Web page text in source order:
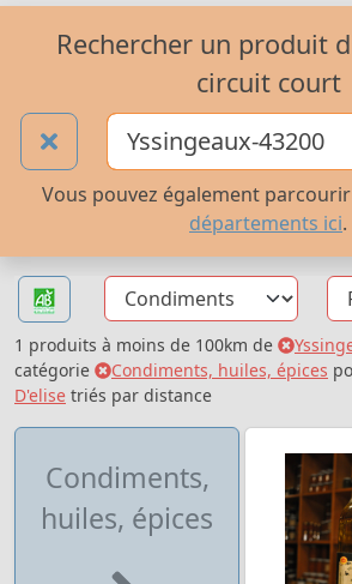
Rechercher un produit
circuit court
Vous pouvez également
départements ici.
1 produits à moins de 100km de
catégorie
Condiments, huiles, épices
D'elise triés par distance
Condiments,
huiles, épices